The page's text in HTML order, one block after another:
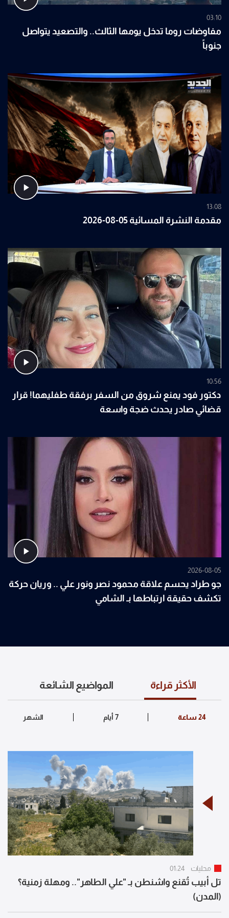
03:10
مفاوضات روما تدخل يومها الثالث.. والتصعيد يتواصل
جنوباً
13:08
مقدمة النشرة المسائية 05-08-2026
10:56
دكتور فود يمنع شروق من السفر برفقة طفليهما! قرار
قضائي صادر يحدث ضجة واسعة
2026-08-05
جو طراد يحسم علاقة محمود نصر ونور علي .. وريان حركة
تكشف حقيقة ارتباطها بـ الشامي
الأكثر قراءة المواضيع الشائعة
محليات 01:24
تل أبيب تُقنع واشنطن بـ "علي الطاهر".. ومهلة زمنية؟
(المدن)